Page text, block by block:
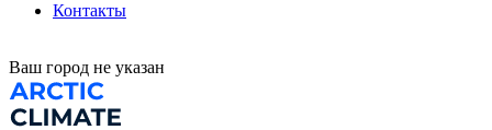
Контакты
Ваш город не указан